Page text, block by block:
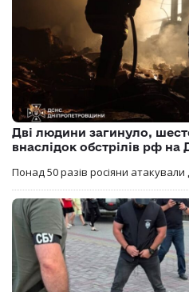
Дві людини загинуло,
внаслідок обстрілів рф на
Понад 50 разів росіяни